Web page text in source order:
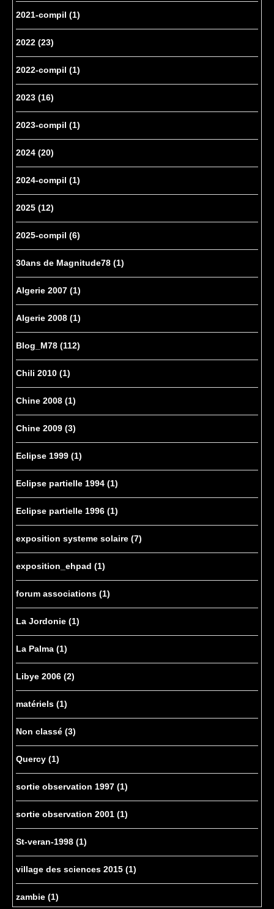
2021-compil (1)
2022 (23)
2022-compil (1)
2023 (16)
2023-compil (1)
2024 (20)
2024-compil (1)
2025 (12)
2025-compil (6)
30ans de Magnitude78 (1)
Algerie 2007 (1)
Algerie 2008 (1)
Blog_M78 (112)
Chili 2010 (1)
Chine 2008 (1)
Chine 2009 (3)
Eclipse 1999 (1)
Eclipse partielle 1994 (1)
Eclipse partielle 1996 (1)
exposition systeme solaire (7)
exposition_ehpad (1)
forum associations (1)
La Jordonie (1)
La Palma (1)
Libye 2006 (2)
matériels (1)
Non classé (3)
Quercy (1)
sortie observation 1997 (1)
sortie observation 2001 (1)
St-veran-1998 (1)
village des sciences 2015 (1)
zambie (1)